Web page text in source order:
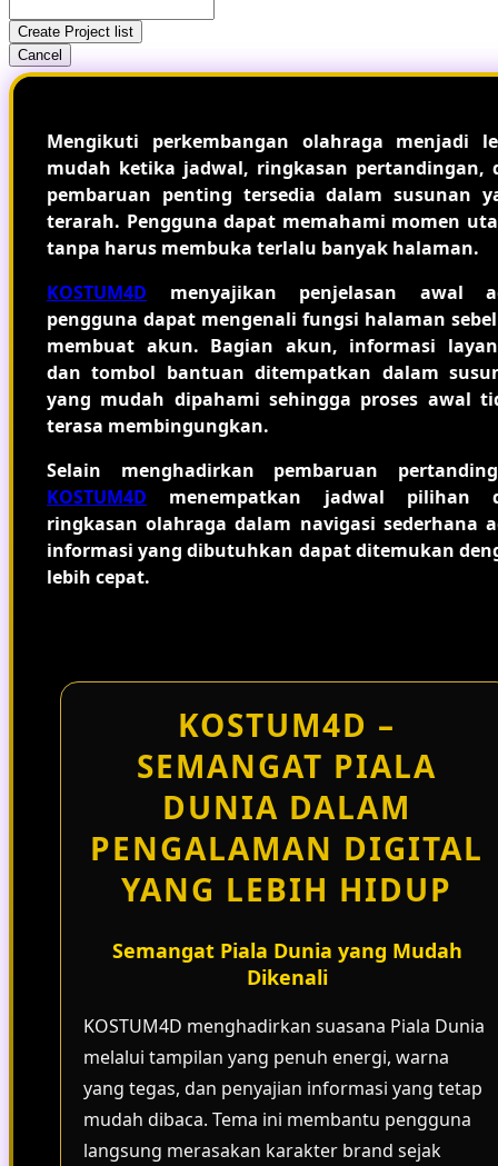
Create Project list
Cancel
Mengikuti perkembangan olahraga menjadi
mudah ketika jadwal, ringkasan pertandingan,
pembaruan penting tersedia dalam susunan
terarah. Pengguna dapat memahami momen
tanpa harus membuka terlalu banyak halaman.
KOSTUM4D menyajikan penjelasan awal
pengguna dapat mengenali fungsi halaman
membuat akun. Bagian akun, informasi
dan tombol bantuan ditempatkan dalam
yang mudah dipahami sehingga proses awal
terasa membingungkan.
Selain menghadirkan pembaruan
KOSTUM4D menempatkan jadwal pilihan
ringkasan olahraga dalam navigasi sederhana
informasi yang dibutuhkan dapat ditemukan
lebih cepat.
KOSTUM4D –
SEMANGAT PIALA
DUNIA DALAM
PENGALAMAN DIGITAL
YANG LEBIH HIDUP
Semangat Piala Dunia yang Mudah
Dikenali
KOSTUM4D menghadirkan suasana Piala Dunia
melalui tampilan yang penuh energi, warna
yang tegas, dan penyajian informasi yang tetap
mudah dibaca. Tema ini membantu pengguna
langsung merasakan karakter brand sejak